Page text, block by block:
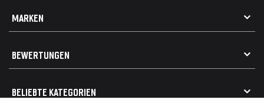
Widerrufsrecht
Vertrag widerrufen
Elektro- / Altteilentsorgung
MARKEN
Geeignet für Mercedes
BEWERTUNGEN
BELIEBTE KATEGORIEN